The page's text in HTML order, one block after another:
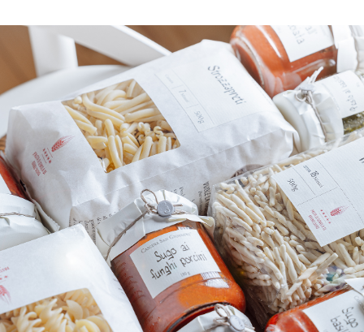
Unternehmen
Kontakt
Mein Kundenkonto